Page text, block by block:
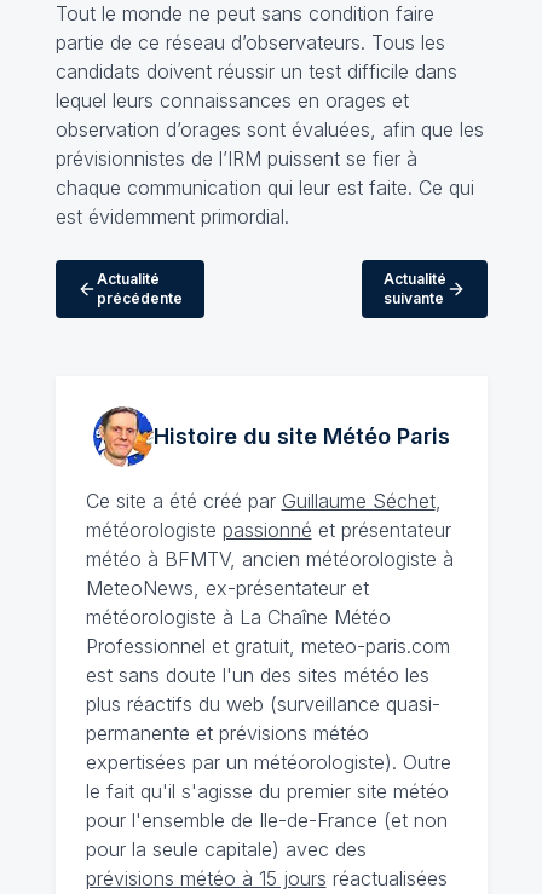
Tout le monde ne peut sans condition faire
partie de ce réseau d’observateurs. Tous les
candidats doivent réussir un test difficile dans
lequel leurs connaissances en orages et
observation d’orages sont évaluées, afin que les
prévisionnistes de l’IRM puissent se fier à
chaque communication qui leur est faite. Ce qui
est évidemment primordial.
Actualité
précédente
Actualité
suivante
Histoire du site MétéoParis
Ce site a été créé par Guillaume Séchet,
météorologiste passionné et présentateur
météo à BFMTV, ancien météorologiste à
MeteoNews, ex-présentateur et
météorologiste à La Chaîne Météo
Professionnel et gratuit, meteo-paris.com
est sans doute l'un des sites météo les
plus réactifs du web (surveillance quasi-
permanente et prévisions météo
expertisées par un météorologiste). Outre
le fait qu'il s'agisse du premier site météo
pour l'ensemble de Ile-de-France (et non
pour la seule capitale) avec des
prévisions météo à 15 jours réactualisées